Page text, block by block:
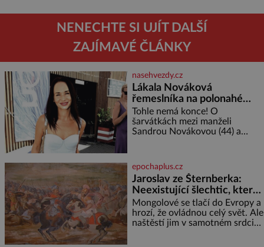
NENECHTE SI UJÍT DALŠÍ
ZAJÍMAVÉ ČLÁNKY
nasehvezdy.cz
Lákala Nováková
řemeslníka na polonahé
tělo!
Tohle nemá konce! O
šarvátkách mezi manželi
Sandrou Novákovou (44) a
by doufal, že horká zem u
herečky ze seriálu Ulice a
režiséra vychladne,
epochaplus.cz
Jaroslav ze Šternberka:
Neexistující šlechtic, který
z Moravy vyžene Mongoly
Mongolové se tlačí do Evropy a
hrozí, že ovládnou celý svět. Ale
naštěstí jim v samotném srdci